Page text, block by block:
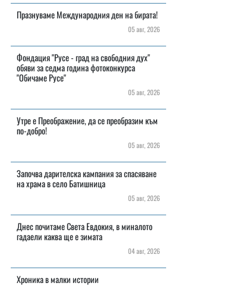
Празнуваме Международния ден на бирата!
05 авг, 2026
Фондация "Русе - град на свободния дух"
обяви за седма година фотоконкурса
"Обичаме Русе"
05 авг, 2026
Утре е Преображение, да се преобразим към
по-добро!
05 авг, 2026
Започва дарителска кампания за спасяване
на храма в село Батишница
05 авг, 2026
Днес почитаме Света Евдокия, в миналото
гадаели каква ще е зимата
04 авг, 2026
Хроника в малки истории